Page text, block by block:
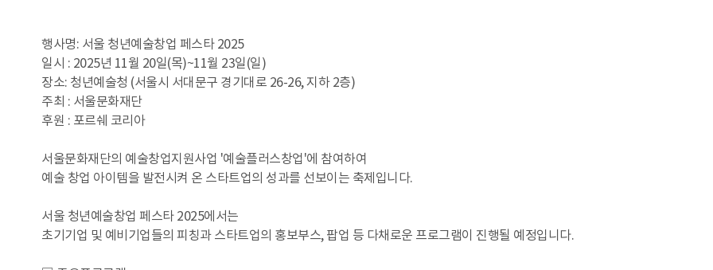
행사명: 서울 청년예술창업 페스타 2025
일시 : 2025년 11월 20일(목)~11월 23일(일)
장소: 청년예술청 (서울시 서대문구 경기대로 26-26, 지하 2층)
주최 : 서울문화재단
후원 : 포르쉐 코리아
서울문화재단의 예술창업지원사업 '예술플러스창업'에 참여하여
예술 창업 아이템을 발전시켜 온 스타트업의 성과를 선보이는 축제입니다.
서울 청년예술창업 페스타 2025에서는
초기기업 및 예비기업들의 피칭과 스타트업의 홍보부스, 팝업 등 다채로운 프로그램이 진행될 예정입니다.